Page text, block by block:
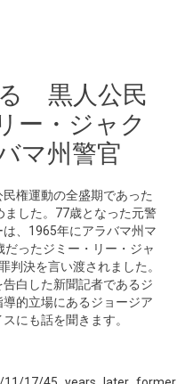
黒人公民
ー・ジャク
マ州警官
権運動の全盛期であった
した。77歳となった元警
、1965年にアラバマ州マ
ったジミー・リー・ジャ
判決を言い渡されました。
白した新聞記者であるジ
的立場にあるジョージア
にも話を聞きます。